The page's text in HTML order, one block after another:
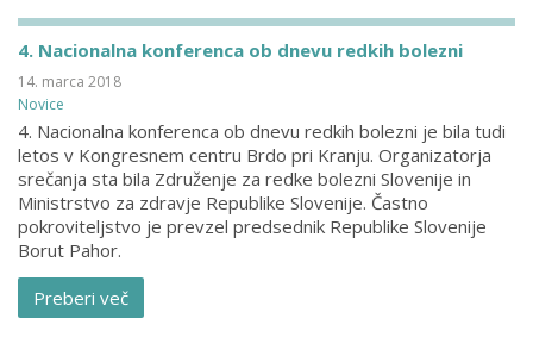
4. Nacionalna konferenca ob dnevu redkih bolezni
14. marca 2018
Novice
4. Nacionalna konferenca ob dnevu redkih bolezni je bila tudi
letos v Kongresnem centru Brdo pri Kranju. Organizatorja
srečanja sta bila Združenje za redke bolezni Slovenije in
Ministrstvo za zdravje Republike Slovenije. Častno
pokroviteljstvo je prevzel predsednik Republike Slovenije
Borut Pahor.
Preberi več